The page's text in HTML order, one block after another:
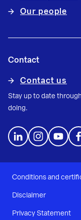
Our people
Contact
Contact us
Stay up to date
doing.
Conditions and
Disclaimer
Privacy Statement